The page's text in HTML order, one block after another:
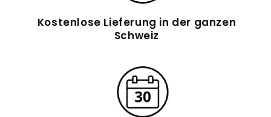
Kostenlose Lieferung in der ganzen
Schweiz